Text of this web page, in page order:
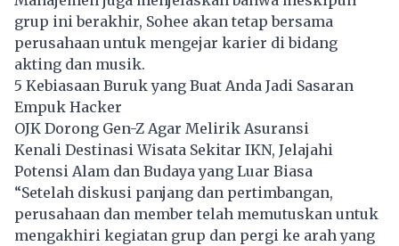
grup ini berakhir, Sohee akan tetap bersama
perusahaan untuk mengejar karier di bidang
akting dan musik.
5 Kebiasaan Buruk yang Buat Anda Jadi Sasaran
Empuk Hacker
OJK Dorong Gen-Z Agar Melirik Asuransi
Kenali Destinasi Wisata Sekitar IKN, Jelajahi
Potensi Alam dan Budaya yang Luar Biasa
“Setelah diskusi panjang dan pertimbangan,
perusahaan dan member telah memutuskan untuk
mengakhiri kegiatan grup dan pergi ke arah yang